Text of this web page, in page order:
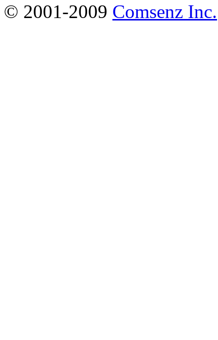
© 2001-2009 Comsenz Inc.